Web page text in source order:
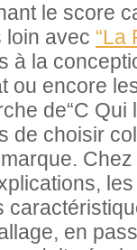
le score
loin avec “La
à la
ou encore
de“C Qui
de choisir
en